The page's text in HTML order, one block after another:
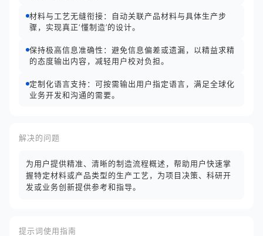
材料与工艺无缝衔接：自动关联产品材料与具体生产步
骤，实现真正‘懂制造’的设计。
保持极高信息准确性：避免信息偏差或遗漏，以精益求精
的态度输出内容，减轻用户校对负担。
定制化语言支持：可按需输出用户指定语言，满足全球化
业务开发和沟通的需要。
解决的问题
为用户提供精准、清晰的制造流程概述，帮助用户快速掌
握特定材料或产品类型的生产工艺，为项目决策、科研开
发或业务创新提供参考和指导。
提示词使用指南